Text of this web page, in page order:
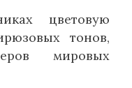
цветовую
тонов,
мировых